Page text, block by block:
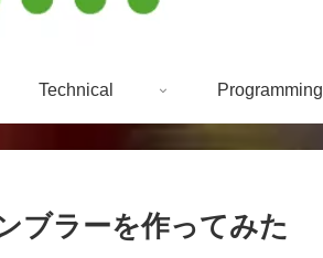
Technical Programming
ブラーを作ってみた